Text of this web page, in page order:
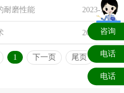
2023-12-04
耐磨性能
2023-12-04
1 下一页 尾页
咨询
电话
电话